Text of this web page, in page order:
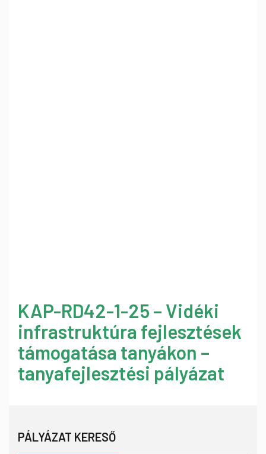
KAP-RD42-1-25 – Vidéki
infrastruktúra fejlesztések
támogatása tanyákon –
tanyafejlesztési pályázat
PÁLYÁZAT KERESŐ